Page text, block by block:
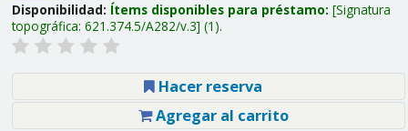
Disponibilidad: Ítems disponibles para préstamo: Signatura
topográfica: 621.374.5/A282/v.3 (1).
Hacer reserva
Agregar al carrito